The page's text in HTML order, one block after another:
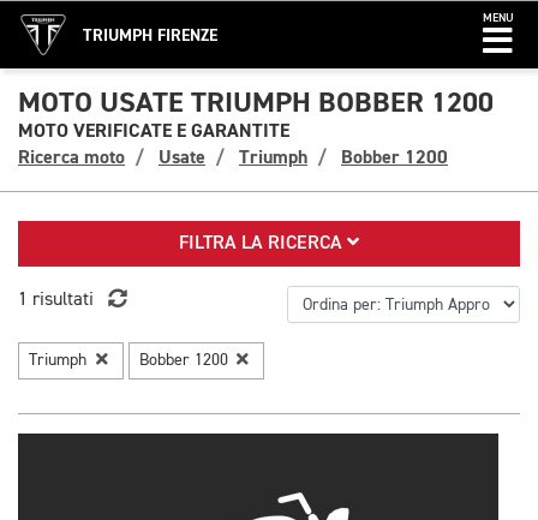
TRIUMPH FIRENZE
MENU
MOTO USATE TRIUMPH BOBBER 1200
MOTO VERIFICATE E GARANTITE
Ricerca moto
Usate Triumph Bobber 1200
FILTRA LA RICERCA
1 risultati
Triumph Bobber 1200